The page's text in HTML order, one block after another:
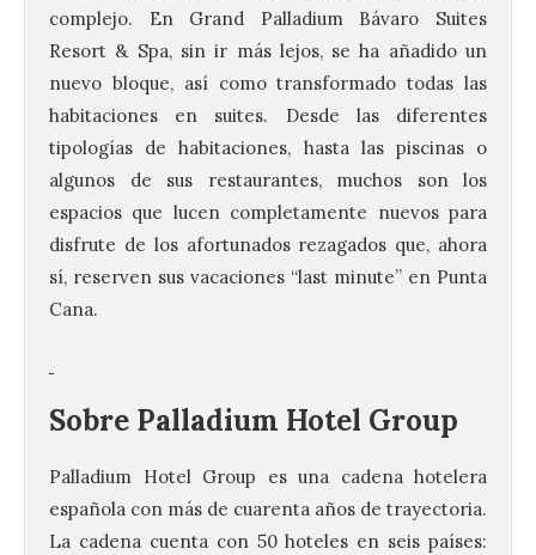
complejo. En Grand Palladium Bávaro Suites
Resort & Spa, sin ir más lejos, se ha añadido un
nuevo bloque, así como transformado todas las
habitaciones en suites. Desde las diferentes
tipologías de habitaciones, hasta las piscinas o
algunos de sus restaurantes, muchos son los
espacios que lucen completamente nuevos para
disfrute de los afortunados rezagados que, ahora
sí, reserven sus vacaciones “last minute” en Punta
Cana.
Sobre Palladium Hotel Group
Palladium Hotel Group es una cadena hotelera
española con más de cuarenta años de trayectoria.
La cadena cuenta con 50 hoteles en seis países: